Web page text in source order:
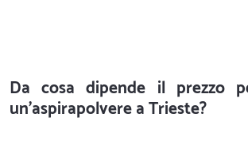
Da cosa dipende il prezzo
un'aspirapolvere a Trieste?